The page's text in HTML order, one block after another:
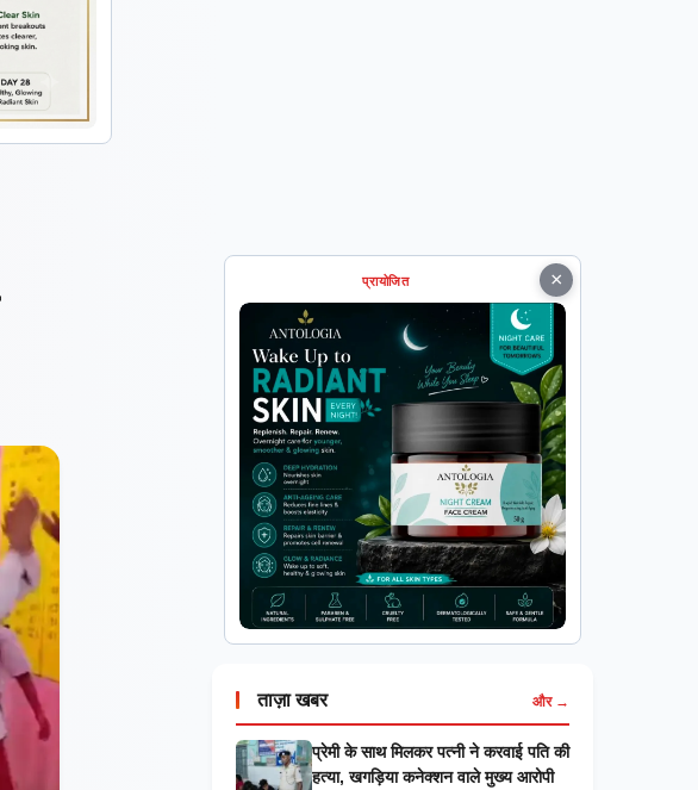
×
प्रायोजित
ताज़ा खबर और →
प्रेमी के साथ मिलकर पत्नी ने करवाई पति की
हत्या, खगड़िया कनेक्शन वाले मुख्य आरोपी